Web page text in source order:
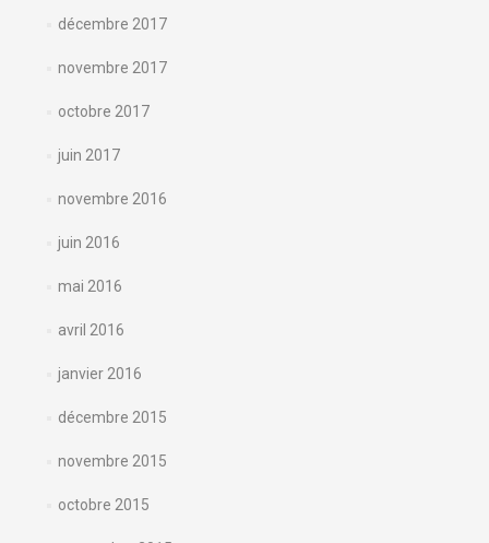
décembre 2017
novembre 2017
octobre 2017
juin 2017
novembre 2016
juin 2016
mai 2016
avril 2016
janvier 2016
décembre 2015
novembre 2015
octobre 2015